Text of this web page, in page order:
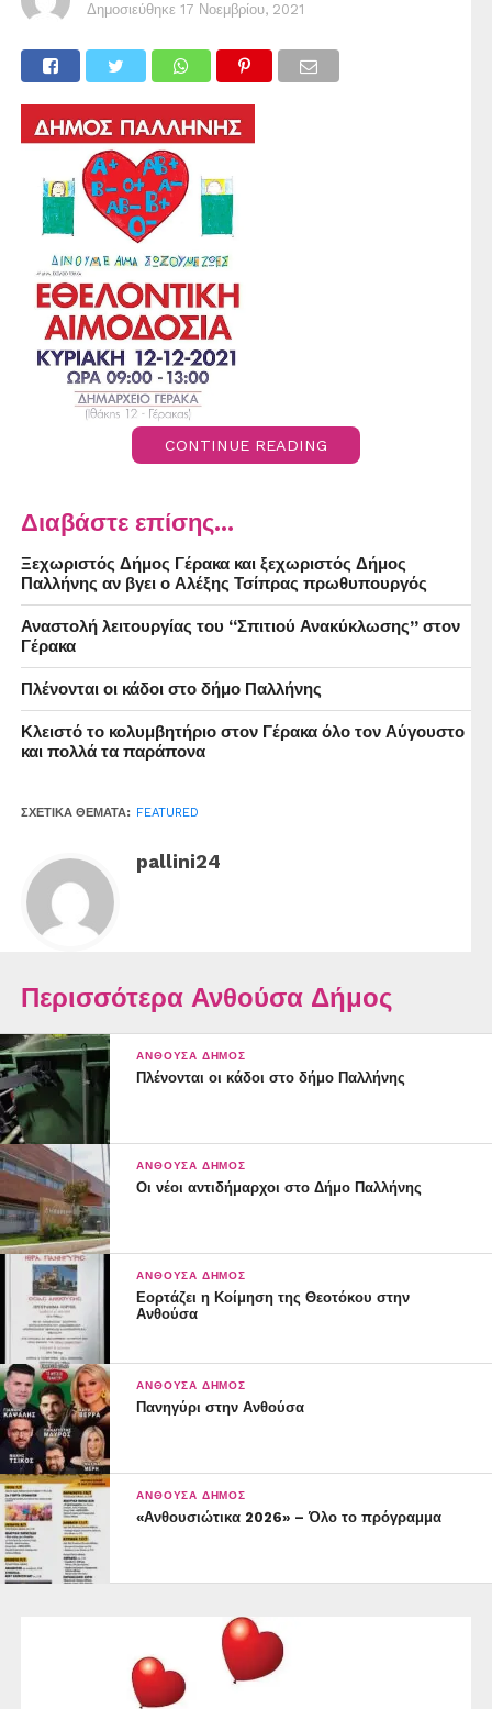
Δημοσιεύθηκε 17 Νοεμβρίου, 2021
CONTINUE READING
Διαβάστε επίσης...
Ξεχωριστός Δήμος Γέρακα και ξεχωριστός Δήμος
Παλλήνης αν βγει ο Αλέξης Τσίπρας πρωθυπουργός
Αναστολή λειτουργίας του “Σπιτιού Ανακύκλωσης” στον
Γέρακα
Πλένονται οι κάδοι στο δήμο Παλλήνης
Κλειστό το κολυμβητήριο στον Γέρακα όλο τον Αύγουστο
και πολλά τα παράπονα
ΣΧΕΤΙΚΆ ΘΈΜΑΤΑ: FEATURED
pallini24
Περισσότερα Ανθούσα Δήμος
ΑΝΘΟΎΣΑ ΔΉΜΟΣ
Πλένονται οι κάδοι στο δήμο Παλλήνης
ΑΝΘΟΎΣΑ ΔΉΜΟΣ
Οι νέοι αντιδήμαρχοι στο Δήμο Παλλήνης
ΑΝΘΟΎΣΑ ΔΉΜΟΣ
Εορτάζει η Κοίμηση της Θεοτόκου στην
Ανθούσα
ΑΝΘΟΎΣΑ ΔΉΜΟΣ
Πανηγύρι στην Ανθούσα
ΑΝΘΟΎΣΑ ΔΉΜΟΣ
«Ανθουσιώτικα 2026» – Όλο το πρόγραμμα